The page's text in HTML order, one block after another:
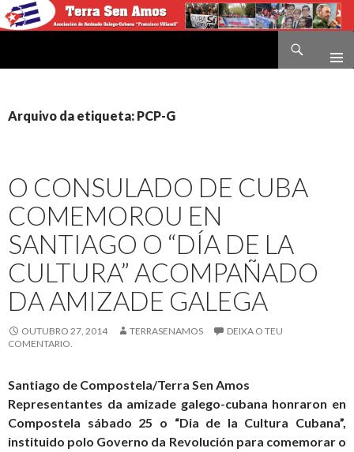
Arquivo da etiqueta: PCP-G
O CONSULADO DE CUBA
COMEMOROU EN
SANTIAGO O “DÍA DE LA
CULTURA” ACOMPAÑADO
DA AMIZADE GALEGA
OUTUBRO 27, 2014 TERRASENAMOS
DEIXA O TEU
COMENTARIO.
Santiago de Compostela/Terra Sen Amos
Representantes da amizade galego-cubana honraron en
Compostela sábado 25 o “Dia de la Cultura Cubana”,
instituido polo Governo da Revolución para comemorar o